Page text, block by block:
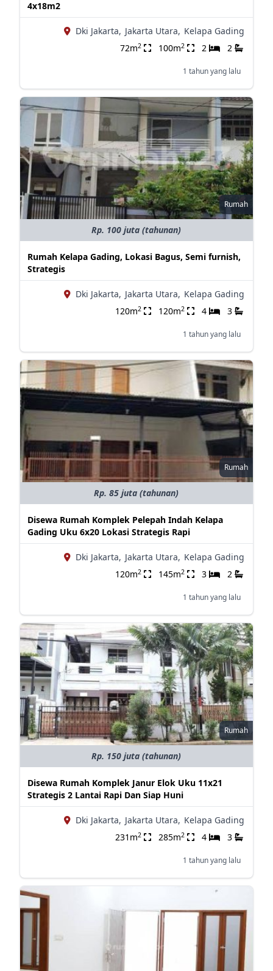
4x18m2
Dki Jakarta, Jakarta Utara, Kelapa Gading
72m2 100m2 2 2
1 tahun yang lalu
Rumah
Rp. 100 juta (tahunan)
Rumah Kelapa Gading, Lokasi Bagus, Semi furnish,
Strategis
Dki Jakarta, Jakarta Utara, Kelapa Gading
120m2 120m2 4 3
1 tahun yang lalu
Rumah
Rp. 85 juta (tahunan)
Disewa Rumah Komplek Pelepah Indah Kelapa
Gading Uku 6x20 Lokasi Strategis Rapi
Dki Jakarta, Jakarta Utara, Kelapa Gading
120m2 145m2 3 2
1 tahun yang lalu
Rumah
Rp. 150 juta (tahunan)
Disewa Rumah Komplek Janur Elok Uku 11x21
Strategis 2 Lantai Rapi Dan Siap Huni
Dki Jakarta, Jakarta Utara, Kelapa Gading
231m2 285m2 4 3
1 tahun yang lalu